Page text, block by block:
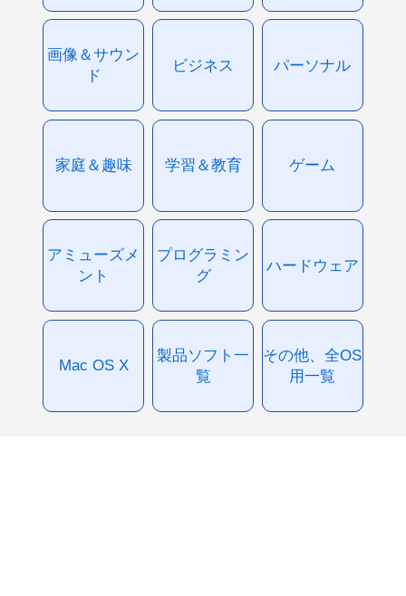
画像＆サウン
ド
ビジネス パーソナル
家庭＆趣味 学習＆教育 ゲーム
アミューズメ
ント
プログラミン
グ
ハードウェア
Mac OS X
製品ソフト一
覧
その他、全OS
用一覧